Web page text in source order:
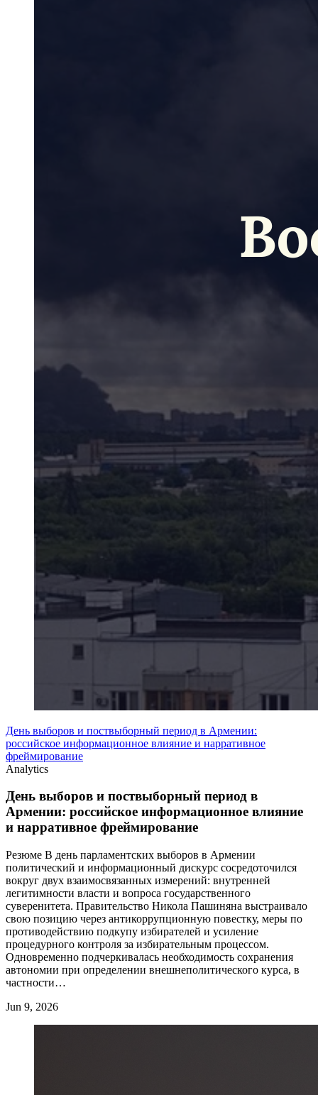
День выборов и поствыборный период в Армении:
российское информационное влияние и нарративное
фреймирование
Analytics
День выборов и поствыборный период в
Армении: российское информационное влияние
и нарративное фреймирование
Резюме В день парламентских выборов в Армении
политический и информационный дискурс сосредоточился
вокруг двух взаимосвязанных измерений: внутренней
легитимности власти и вопроса государственного
суверенитета. Правительство Никола Пашиняна выстраивало
свою позицию через антикоррупционную повестку, меры по
противодействию подкупу избирателей и усиление
процедурного контроля за избирательным процессом.
Одновременно подчеркивалась необходимость сохранения
автономии при определении внешнеполитического курса, в
частности…
Jun 9, 2026